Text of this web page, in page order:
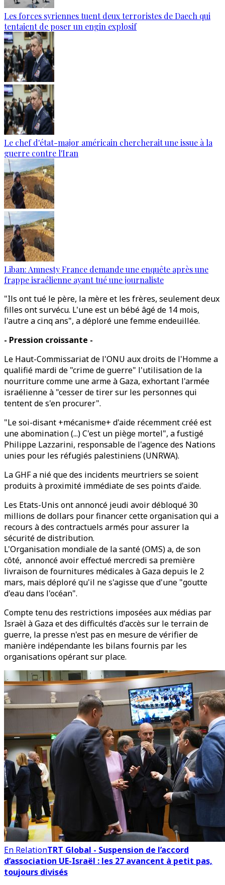
Les forces syriennes tuent deux terroristes de Daech qui
tentaient de poser un engin explosif
Le chef d'état-major américain chercherait une issue à la
guerre contre l'Iran
Liban: Amnesty France demande une enquête après une
frappe israélienne ayant tué une journaliste
"Ils ont tué le père, la mère et les frères, seulement deux
filles ont survécu. L'une est un bébé âgé de 14 mois,
l'autre a cinq ans", a déploré une femme endeuillée.
- Pression croissante -
Le Haut-Commissariat de l'ONU aux droits de l'Homme a
qualifié mardi de "crime de guerre" l'utilisation de la
nourriture comme une arme à Gaza, exhortant l'armée
israélienne à "cesser de tirer sur les personnes qui
tentent de s'en procurer".
"Le soi-disant +mécanisme+ d'aide récemment créé est
une abomination (...) C'est un piège mortel", a fustigé
Philippe Lazzarini, responsable de l'agence des Nations
unies pour les réfugiés palestiniens (UNRWA).
La GHF a nié que des incidents meurtriers se soient
produits à proximité immédiate de ses points d'aide.
Les Etats-Unis ont annoncé jeudi avoir débloqué 30
millions de dollars pour financer cette organisation qui a
recours à des contractuels armés pour assurer la
sécurité de distribution.
L'Organisation mondiale de la santé (OMS) a, de son
côté, annoncé avoir effectué mercredi sa première
livraison de fournitures médicales à Gaza depuis le 2
mars, mais déploré qu'il ne s'agisse que d'une "goutte
d'eau dans l'océan".
Compte tenu des restrictions imposées aux médias par
Israël à Gaza et des difficultés d'accès sur le terrain de
guerre, la presse n'est pas en mesure de vérifier de
manière indépendante les bilans fournis par les
organisations opérant sur place.
En RelationTRT Global - Suspension de l’accord
d’association UE-Israël : les 27 avancent à petit pas,
toujours divisés